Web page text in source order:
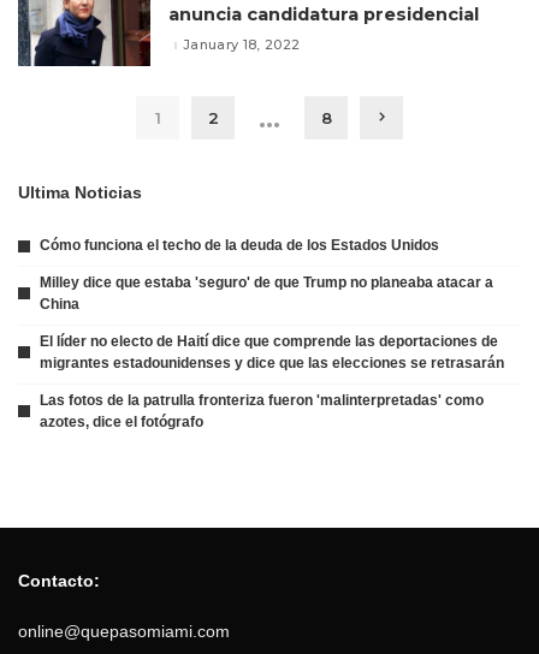
anuncia candidatura presidencial
January 18, 2022
1 2 … 8
Ultima Noticias
Cómo funciona el techo de la deuda de los Estados Unidos
Milley dice que estaba 'seguro' de que Trump no planeaba atacar a
China
El líder no electo de Haití dice que comprende las deportaciones de
migrantes estadounidenses y dice que las elecciones se retrasarán
Las fotos de la patrulla fronteriza fueron 'malinterpretadas' como
azotes, dice el fotógrafo
Contacto:
online@quepasomiami.com